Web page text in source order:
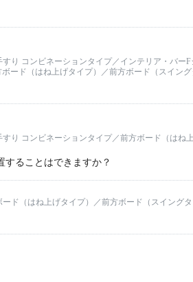
り コンビネーションタイプ／インテリア・バー
ード（はね上げタイプ）／前方ボード（スイン
り コンビネーションタイプ／前方ボード（はね
することはできますか？
ド（はね上げタイプ）／前方ボード（スイング